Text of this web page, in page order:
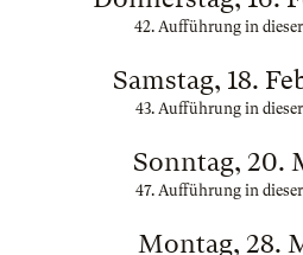
42. Aufführung in
Samstag, 18.
43. Aufführung in
Sonntag, 20.
47. Aufführung in
Montag, 28.